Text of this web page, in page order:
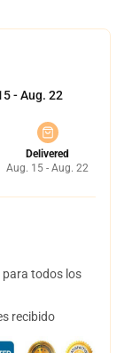
- Aug. 22
Delivered
Aug. 15 - Aug. 22
todos los
recibido